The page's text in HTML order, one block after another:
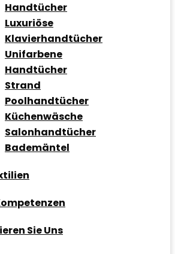
Handtücher
Luxuriöse
Klavierhandtücher
Unifarbene
Handtücher
Strand
Poolhandtücher
Küchenwäsche
Salonhandtücher
Bademäntel
Sie Uns